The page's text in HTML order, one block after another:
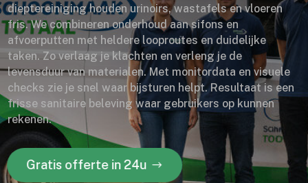
dieptereiniging houden urinoirs, wastafels en vloeren
fris. We combineren onderhoud aan sifons en
afvoerputten met heldere looproutes en duidelijke
taken. Zo verlaag je klachten en verleng je de
levensduur van materialen. Met monitordata en visuele
checks zie je snel waar bijsturen helpt. Resultaat is een
frisse sanitaire beleving waar gebruikers op kunnen
rekenen.
Gratis offerte in 24u